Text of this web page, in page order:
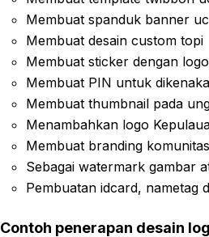
Membuat spanduk banner
Membuat desain custom topi
Membuat sticker dengan
Membuat PIN untuk
Membuat thumbnail pada
Menambahkan logo
Membuat branding
Sebagai watermark gambar
Pembuatan idcard, nametag
Contoh penerapan desain